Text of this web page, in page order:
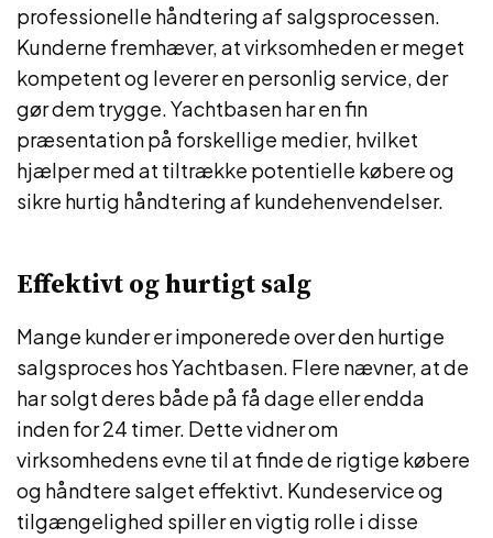
professionelle håndtering af salgsprocessen.
Kunderne fremhæver, at virksomheden er meget
kompetent og leverer en personlig service, der
gør dem trygge. Yachtbasen har en fin
præsentation på forskellige medier, hvilket
hjælper med at tiltrække potentielle købere og
sikre hurtig håndtering af kundehenvendelser.
Effektivt og hurtigt salg
Mange kunder er imponerede over den hurtige
salgsproces hos Yachtbasen. Flere nævner, at de
har solgt deres både på få dage eller endda
inden for 24 timer. Dette vidner om
virksomhedens evne til at finde de rigtige købere
og håndtere salget effektivt. Kundeservice og
tilgængelighed spiller en vigtig rolle i disse